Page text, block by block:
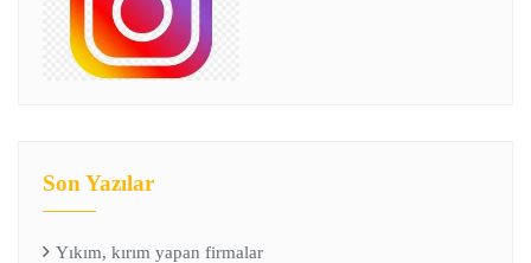
Son Yazılar
Yıkım, kırım yapan firmalar